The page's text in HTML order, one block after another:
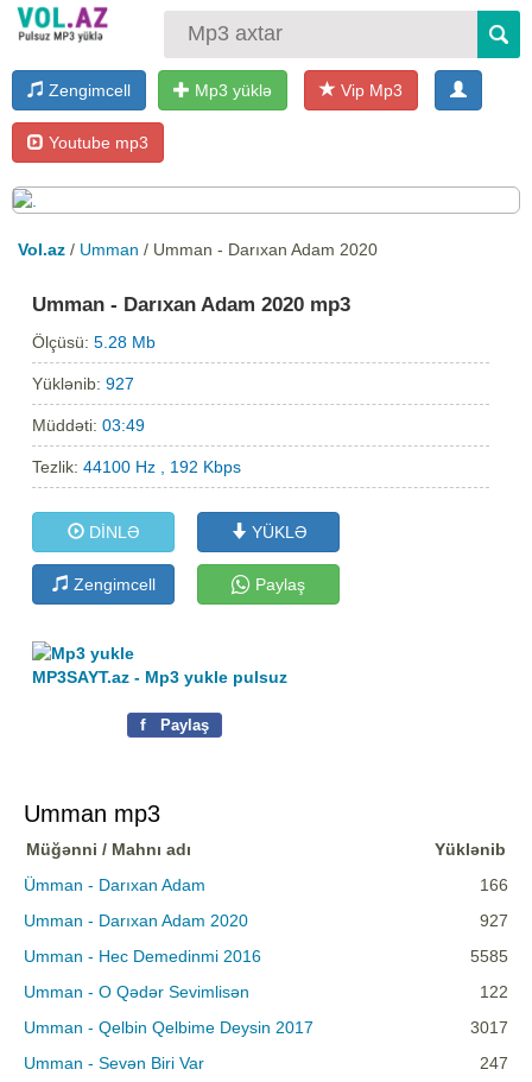
Zengimcell Mp3 yüklə Vip Mp3
Youtube mp3
Vol.az / Umman / Umman - Darıxan Adam 2020
Umman - Darıxan Adam 2020 mp3
Ölçüsü:5.28 Mb
Yüklənib:927
Müddəti:03:49
Tezlik:44100 Hz , 192 Kbps
DİNLƏ YÜKLƏ
Zengimcell Paylaş
MP3SAYT.az - Mp3 yukle pulsuz
f Paylaş
Umman mp3
Müğənni / Mahnı adı
Yüklənib
Ümman - Darıxan Adam
166
Umman - Darıxan Adam 2020
927
Umman - Hec Demedinmi 2016
5585
Umman - O Qədər Sevimlisən
122
Umman - Qelbin Qelbime Deysin 2017
3017
Umman - Sevən Biri Var
247